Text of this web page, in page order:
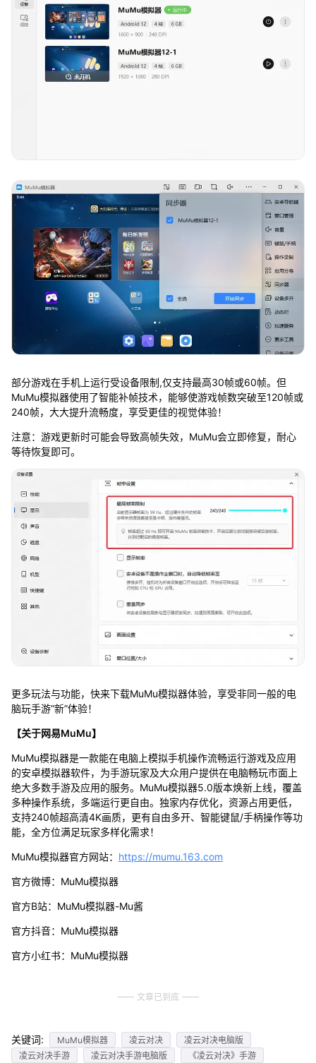
部分游戏在手机上运行受设备限制,仅支持最高30帧或60帧。但
MuMu模拟器使用了智能补帧技术，能够使游戏帧数突破至120帧或
240帧，大大提升流畅度，享受更佳的视觉体验！
注意：游戏更新时可能会导致高帧失效，MuMu会立即修复，耐心
等待恢复即可。
更多玩法与功能，快来下载MuMu模拟器体验，享受非同一般的电
脑玩手游“新”体验！
【关于网易MuMu】
MuMu模拟器是一款能在电脑上模拟手机操作流畅运行游戏及应用
的安卓模拟器软件，为手游玩家及大众用户提供在电脑畅玩市面上
绝大多数手游及应用的服务。MuMu模拟器5.0版本焕新上线，覆盖
多种操作系统，多端运行更自由。独家内存优化，资源占用更低，
支持240帧超高清4K画质，更有自由多开、智能键鼠/手柄操作等功
能，全方位满足玩家多样化需求！
MuMu模拟器官方网站： https://mumu.163.com
官方微博：MuMu模拟器
官方B站：MuMu模拟器-Mu酱
官方抖音：MuMu模拟器
官方小红书：MuMu模拟器
文章已到底
关键词: MuMu模拟器 凌云对决
凌云对决电脑版
凌云对决手游
凌云对决手游电脑版 《凌云对决》手游